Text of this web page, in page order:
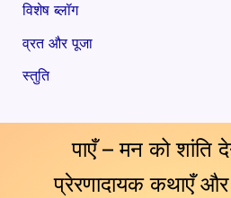
विशेष ब्लॉग
व्रत और पूजा
स्तुति
पाएँ – मन को शांति
प्रेरणादायक कथाएँ और